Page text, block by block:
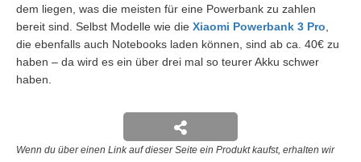
dem liegen, was die meisten für eine Powerbank zu zahlen
bereit sind. Selbst Modelle wie die Xiaomi Powerbank 3 Pro
die ebenfalls auch Notebooks laden können, sind ab ca. 40€ zu
haben – da wird es ein über drei mal so teurer Akku schwer
haben.
Wenn du über einen Link auf dieser Seite ein Produkt kaufst, erhalten wir